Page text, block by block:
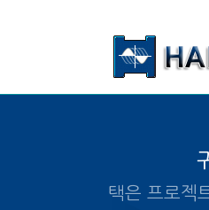
알맞은